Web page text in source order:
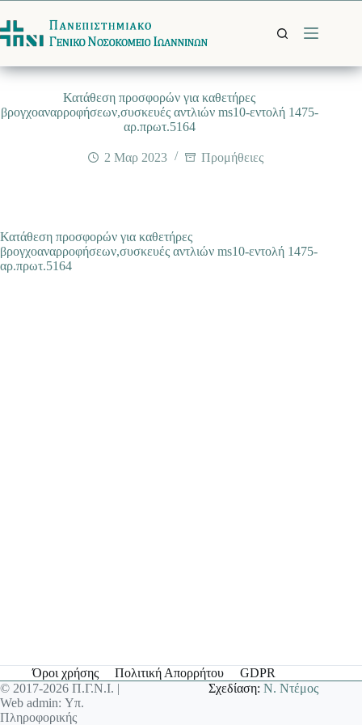
στο
περιεχόμενο
Κατάθεση προσφορών για καθετήρες
βρογχοαναρροφήσεων,συσκευές αντλιών ms10-εντολή 1475-
αρ.πρωτ.5164
2 Μαρ 2023 Προμήθειες
Κατάθεση προσφορών για καθετήρες
βρογχοαναρροφήσεων,συσκευές αντλιών ms10-εντολή 1475-
αρ.πρωτ.5164
Όροι χρήσης Πολιτική Απορρήτου
GDPR
© 2017-2026 Π.Γ.Ν.Ι. |
Web admin: Υπ.
Πληροφορικής
Σχεδίαση:Ν. Ντέμος